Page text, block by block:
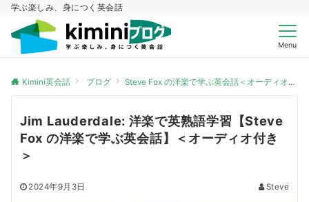
学ぶ楽しみ、身につく英会話
Menu
Kimini英会話 ブログ Steve Fox の洋楽で学ぶ英会話＜オーディオ付き＞
Jim Lauderdale: 洋楽で英熟語学習【Steve
Fox の洋楽で学ぶ英会話】＜オーディオ付き
＞
2024年9月3日 Steve